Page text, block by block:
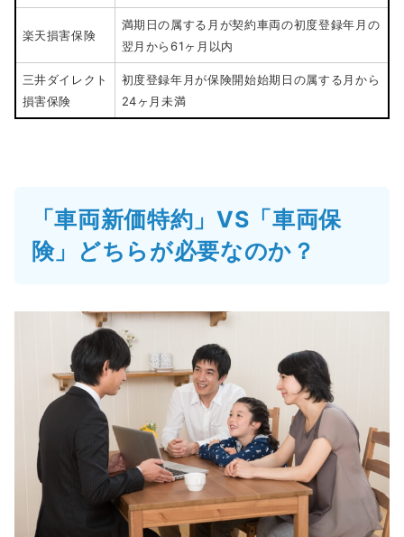
楽天損害保険
満期日の属する月が契約車両の初度登録年月の
翌月から61ヶ月以内
三井ダイレクト
損害保険
初度登録年月が保険開始始期日の属する月から
24ヶ月未満
「車両新価特約」VS「車両保
険」どちらが必要なのか？